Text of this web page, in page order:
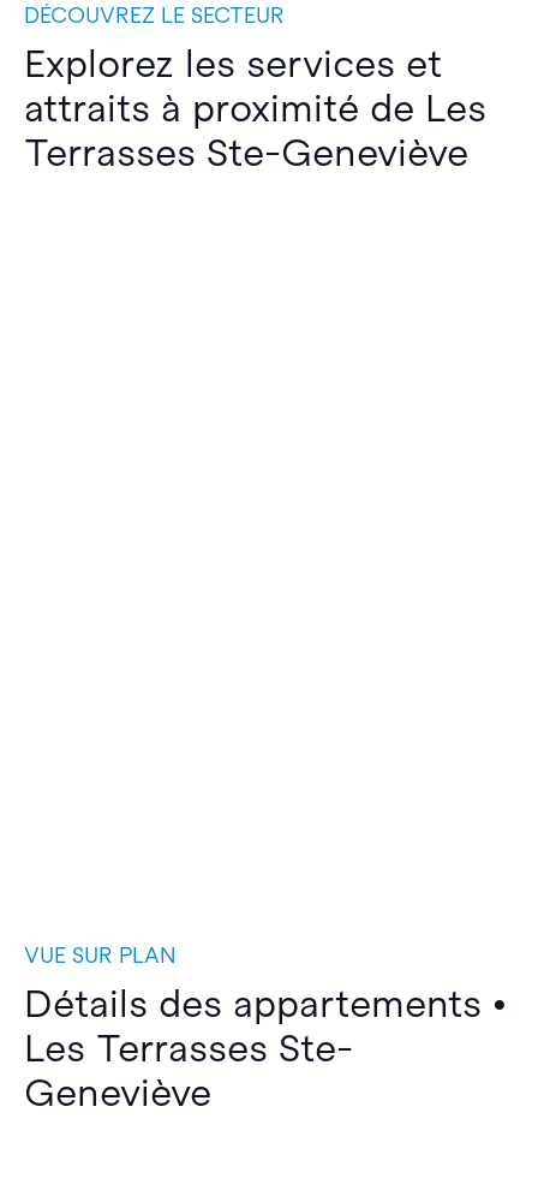
DÉCOUVREZ LE SECTEUR
Explorez les services et
attraits à proximité de Les
Terrasses Ste-Geneviève
VUE SUR PLAN
Détails des appartements •
Les Terrasses Ste-
Geneviève